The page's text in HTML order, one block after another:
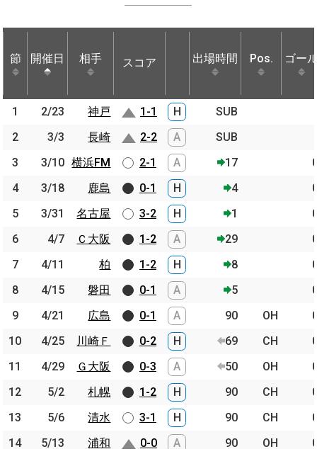
節 開催日 相手 スコア 出場時間 Pos. ゴー
節 開催日 相手 スコア 出場時間
1 2/23 神戸 1-1 H
SUB
2
3/3 長崎 2-2 A
SUB
3
3/10 横浜FM 2-1 A 17
4
3/18 鹿島 0-1 H 4
5
3/31 名古屋 3-2 H 1
6
4/7 Ｃ大阪 1-2 A 29
7
4/11 柏 1-2 H 8
8
4/15 磐田 0-1 A 5
9
4/21 広島 0-1 A 90 OH
10
4/25 川崎Ｆ 0-2 H 69 CH
11
4/29 Ｇ大阪 0-3 A 50 OH
12
5/2 札幌 1-2 H 90 CH
13
5/6 清水 3-1 H 90 CH
14
5/13 浦和 0-0 A 90 OH
節 開催日 相手
1 2/23
神戸
2
3/3
長崎
3
3/10 横浜FM
4
3/18
鹿島
5
3/31
名古屋
6
4/7
Ｃ大阪
7
4/11
柏
8
4/15
磐田
9
4/21
広島
10
4/25
川崎Ｆ
11
4/29
Ｇ大阪
12
5/2
札幌
13
5/6
清水
14
5/13
浦和